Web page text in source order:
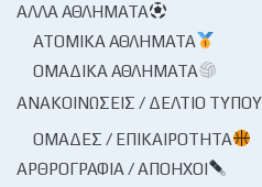
ΆΛΛΑ ΑΘΛΉΜΑΤΑ
ΑΤΟΜΙΚΆ ΑΘΛΉΜΑΤΑ
ΟΜΑΔΙΚΆ ΑΘΛΉΜΑΤΑ
ΑΝΑΚΟΙΝΏΣΕΙΣ / ΔΕΛΤΊΟ
ΟΜΆΔΕΣ / ΕΠΙΚΑΙΡΌΤΗΤΑ
ΑΡΘΡΟΓΡΑΦΊΑ / ΑΠΌΗΧΟΙ